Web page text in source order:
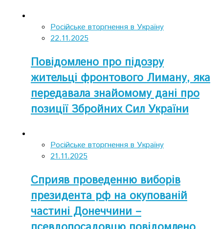
Російське вторгнення в Україну
22.11.2025
Повідомлено про підозру
жительці фронтового Лиману, яка
передавала знайомому дані про
позиції Збройних Сил України
Російське вторгнення в Україну
21.11.2025
Сприяв проведенню виборів
президента рф на окупованій
частині Донеччини –